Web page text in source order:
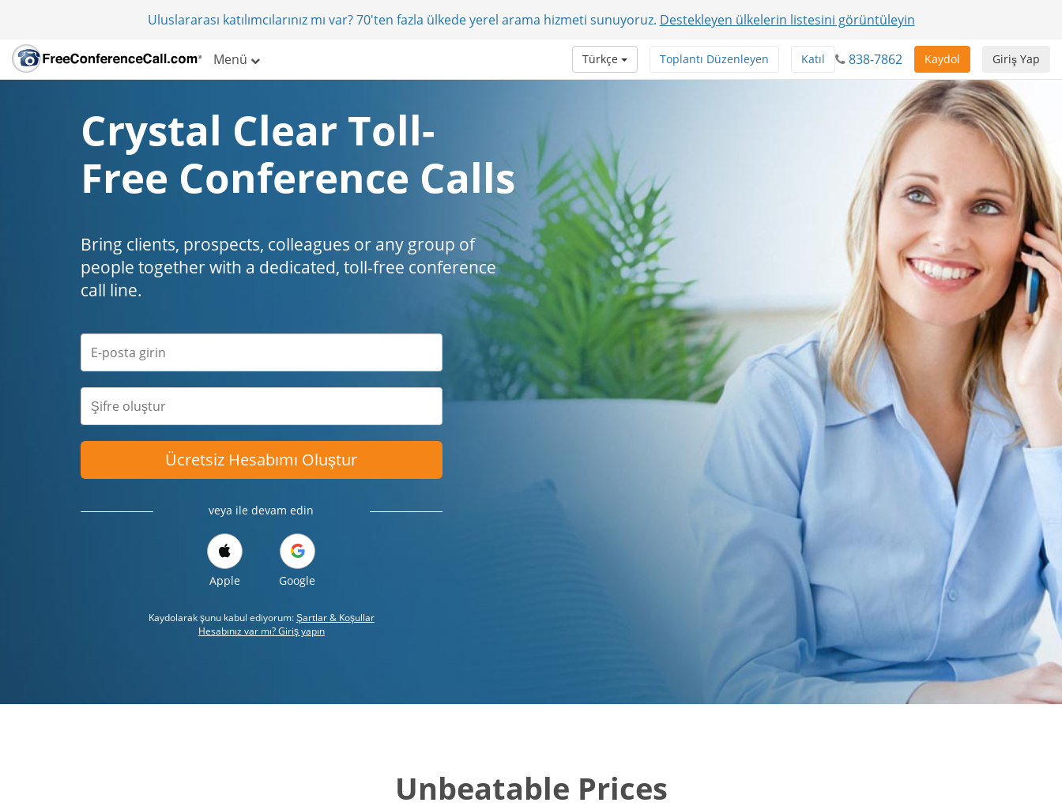
Uluslararası katılımcılarınız mı var? 70'ten fazla ülkede yerel arama hizmeti sunuyoruz. Destekleyen ülkelerin listesini görüntüleyin
Menü Giriş Yap
Kaydol
838-7862
Katıl
Toplantı Düzenleyen
Türkçe
Crystal Clear Toll-
Free Conference Calls
Bring clients, prospects, colleagues or any group of
people together with a dedicated, toll-free conference
call line.
Ücretsiz Hesabımı Oluştur
veya ile devam edin
Apple Google
Kaydolarak şunu kabul ediyorum:Şartlar & Koşullar
Hesabınız var mı? Giriş yapın
Unbeatable Prices